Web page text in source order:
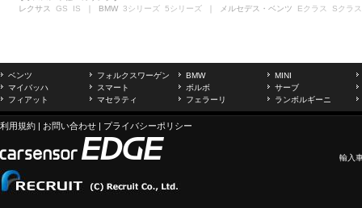
レクサス GS IS ｜ BMW 3シリーズ 5シリーズ ｜ メルセデス・ベンツ Eクラス Sクラス
ベンツ フォルクスワーゲン BMW
MINI
マイバッハ
スマート ボルボ
サーブ
フィアット
マセラティ フェラーリ ランボルギーニ
利用規約 | お問い合わせ | プライバシーポリシー
輸入